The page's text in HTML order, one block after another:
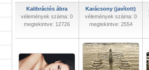
Kalibrációs ábra
vélemények száma: 0
megtekintve: 12726
Karácsony (javított)
vélemények száma: 0
megtekintve: 2554